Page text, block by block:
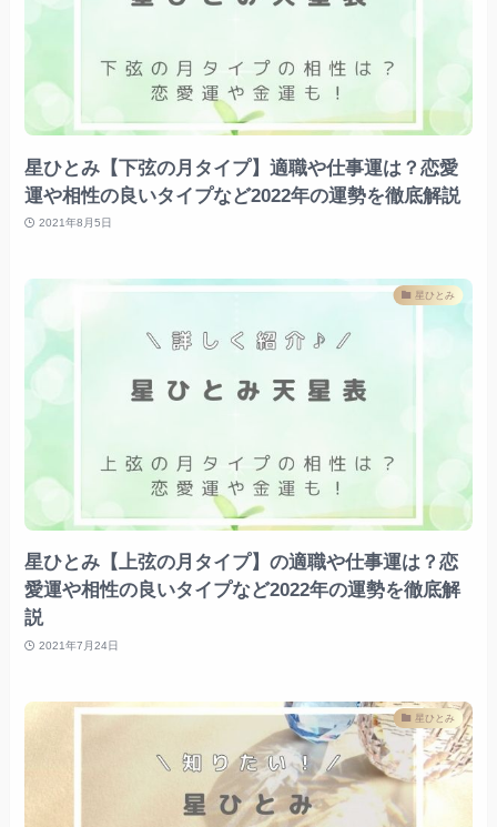
星ひとみ【下弦の月タイプ】適職や仕事運は？恋愛
運や相性の良いタイプなど2022年の運勢を徹底解説
2021年8月5日
星ひとみ
星ひとみ【上弦の月タイプ】の適職や仕事運は？恋
愛運や相性の良いタイプなど2022年の運勢を徹底解
説
2021年7月24日
星ひとみ